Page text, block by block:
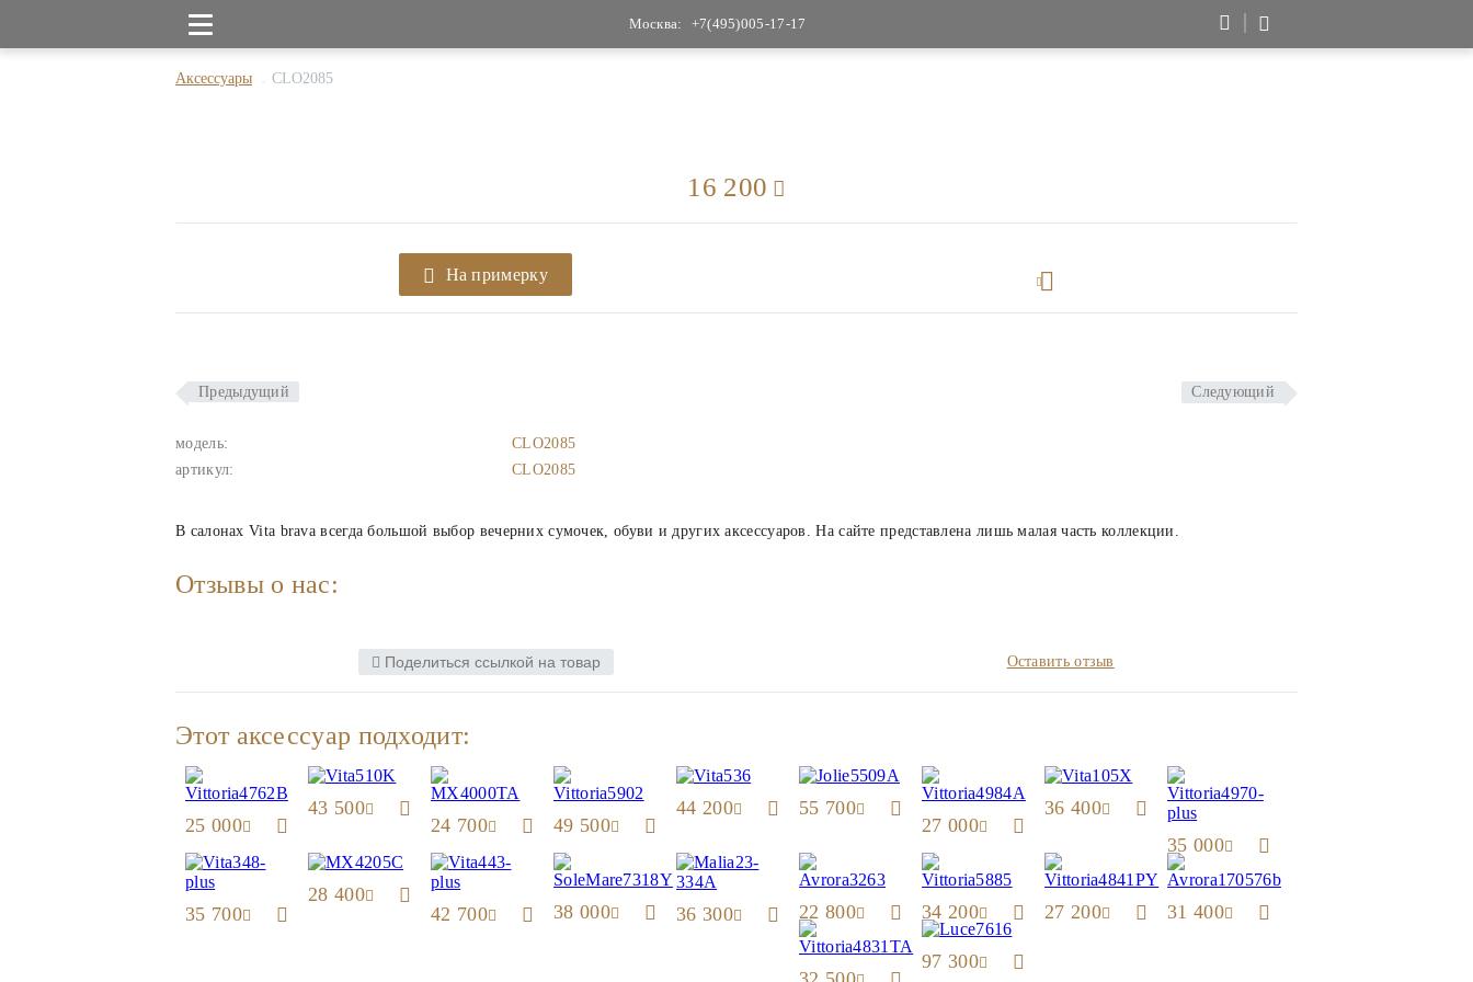
Москва: +7(495)005-17-17
Аксессуары CLO2085
16 200
На примерку
Предыдущий Следующий
модель:
CLO2085
артикул:
CLO2085
В салонах Vita brava всегда большой выбор вечерних сумочек, обуви и других аксессуаров. На сайте представлена лишь малая часть коллекции.
Отзывы о нас:
Поделиться ссылкой на товар Оставить отзыв
Этот аксессуар подходит:
25 000
43 500
24 700
49 500
44 200
55 700
27 000
36 400
35 000
35 700
28 400
42 700
38 000 36 300 22 800 34 200 27 200 31 400
97 300